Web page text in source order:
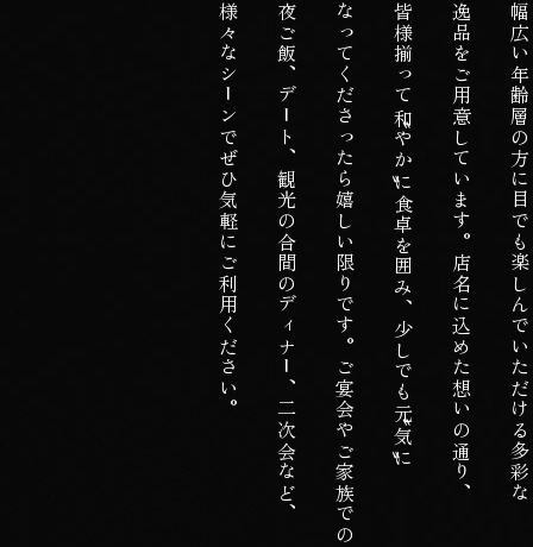
幅広い年齢層の方に目でも楽しんでいただける多彩な
逸品をご用意しています。店名に込めた想いの通り、
皆様揃って〝和やか〟に食卓を囲み、少しでも〝元気〟に
なってくださったら嬉しい限りです。ご宴会やご家族での
夜ご飯、デート、観光の合間のディナー、二次会など、
様々なシーンでぜひ気軽にご利用ください。